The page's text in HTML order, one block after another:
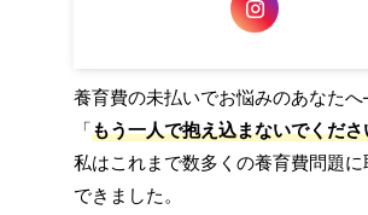
養育費の未払いでお悩みのあなた
「もう一人で抱え込まないでくださ
私はこれまで数多くの養育費問題に
できました。